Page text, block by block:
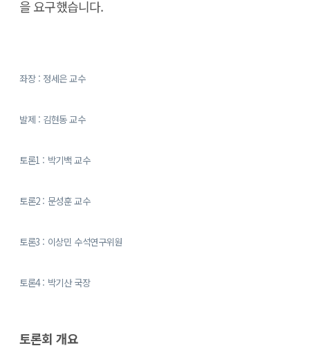
을 요구했습니다.
좌장 : 정세은 교수
발제 : 김현동 교수
토론1 : 박기백 교수
토론2 : 문성훈 교수
토론3 : 이상민 수석연구위원
토론4 : 박기산 국장
토론회 개요